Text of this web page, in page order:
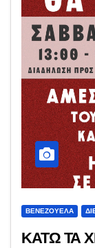
ΒΕΝΕΖΟΥΈΛΑ
ΚΑΤΩ ΤΑ